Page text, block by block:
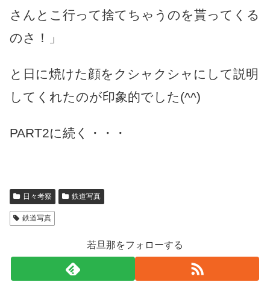
さんとこ行って捨てちゃうのを貰ってくる
のさ！」
と日に焼けた顔をクシャクシャにして説明
してくれたのが印象的でした(^^)
PART2に続く・・・
日々考察 鉄道写真
鉄道写真
若旦那をフォローする